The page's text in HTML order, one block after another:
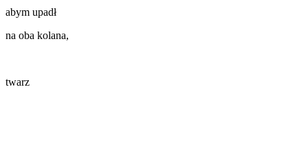
abym upadł
na oba kolana,
twarz